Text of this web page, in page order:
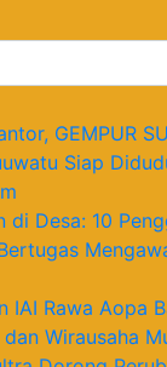
GEMPUR
Siap
di Desa: 10
IAI Rawa Aopa
Wirausaha